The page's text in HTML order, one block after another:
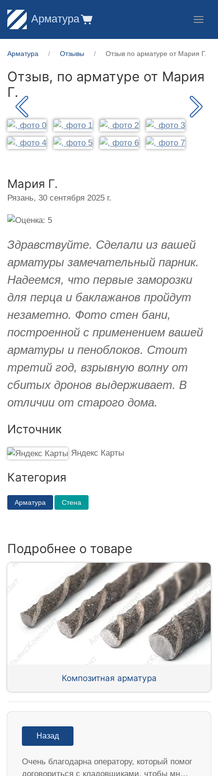
Арматура
Арматура Отзывы Отзыв по арматуре от Мария Г.
Отзыв, по арматуре от Мария
Г.
Мария Г.
Рязань, 30 сентября 2025 г.
Здравствуйте. Сделали из вашей
арматуры замечательный парник.
Надеемся, что первые заморозки
для перца и баклажанов пройдут
незаметно. Фото стен бани,
построенной с применением вашей
арматуры и пеноблоков. Стоит
третий год, взрывную волну от
сбитых дронов выдерживает. В
отличии от старого дома.
Источник
Яндекс Карты
Категория
Арматура Стена
Подробнее о товаре
Композитная арматура
Назад
Очень благодарна оператору, который помог
договориться с кладовщиками, чтобы мн…